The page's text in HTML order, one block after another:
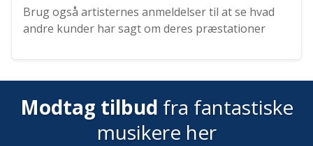
Brug også artisternes anmeldelser til at se hvad
andre kunder har sagt om deres præstationer
Modtag tilbud fra fantastiske
musikere her